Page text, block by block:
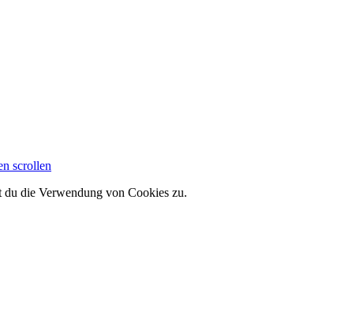
scrollen
die Verwendung von Cookies zu.